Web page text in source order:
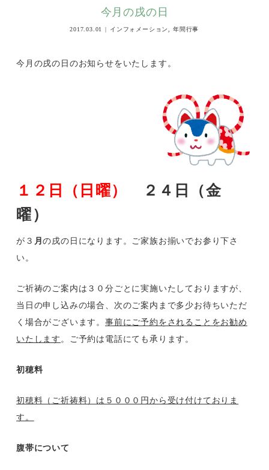
今月の戌の日
2017.03.01 インフォメーション ,年間行事
今月の戌の日のお知らせをいたします。
１２日（日曜） ２４日（金
曜）
が３ 月の戌の日になります。 ご家族お揃いでお参り下さ
い。
ご祈祷のご案内は３０分ごとに実施いたしておりますが、
当日の申し込みの場合、次のご案内まで多少お待ちいただ
く場合がございます。事前にご予約をされることをお勧め
いたします。ご予約は電話にても承ります。
初穂料
初穂料（ご祈祷料）は５０００円から受け付けておりま
す。
腹帯について